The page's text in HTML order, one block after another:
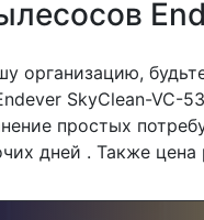
организацию,
SkyClean-VC-
простых
дней . Также